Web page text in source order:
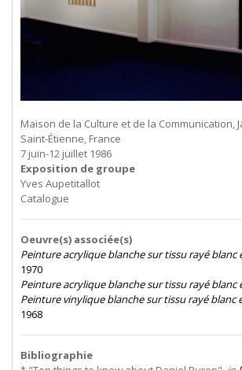
Maison de la Culture et de la Communication,
Saint-Étienne, France
7 juin-12 juillet 1986
Exposition de groupe
Yves Aupetitallot
Catalogue
Oeuvre(s) associée(s)
Peinture acrylique blanche sur tissu rayé blanc
1970
Peinture acrylique blanche sur tissu rayé blanc
Peinture vinylique blanche sur tissu rayé blanc
1968
Bibliographie